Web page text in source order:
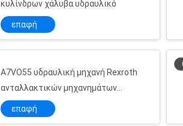
κυλίνδρων χάλυβα υδραυλικό
επαφή
A7VO55 υδραυλική μηχανή Rexroth
ανταλλακτικών μηχανημάτων
κατασκευής
επαφή